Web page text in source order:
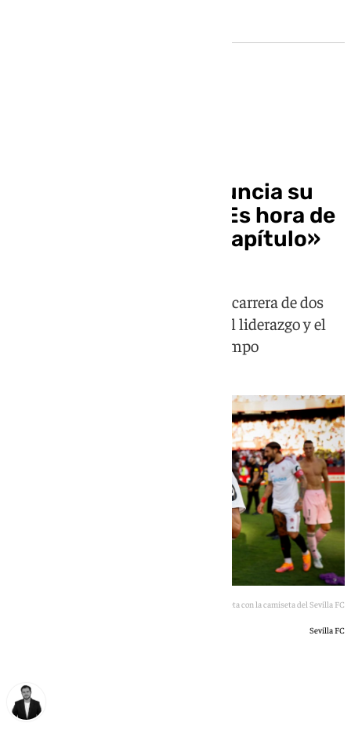
César Azpilicueta anuncia su
retirada del fútbol: «Es hora de
comenzar un nuevo capítulo»
El defensa navarro pone fin a una carrera de dos
décadas marcada por los títulos, el liderazgo y el
compromiso dentro y fuera del campo
César Azpilicueta con la camiseta del Sevilla FC
Sevilla FC